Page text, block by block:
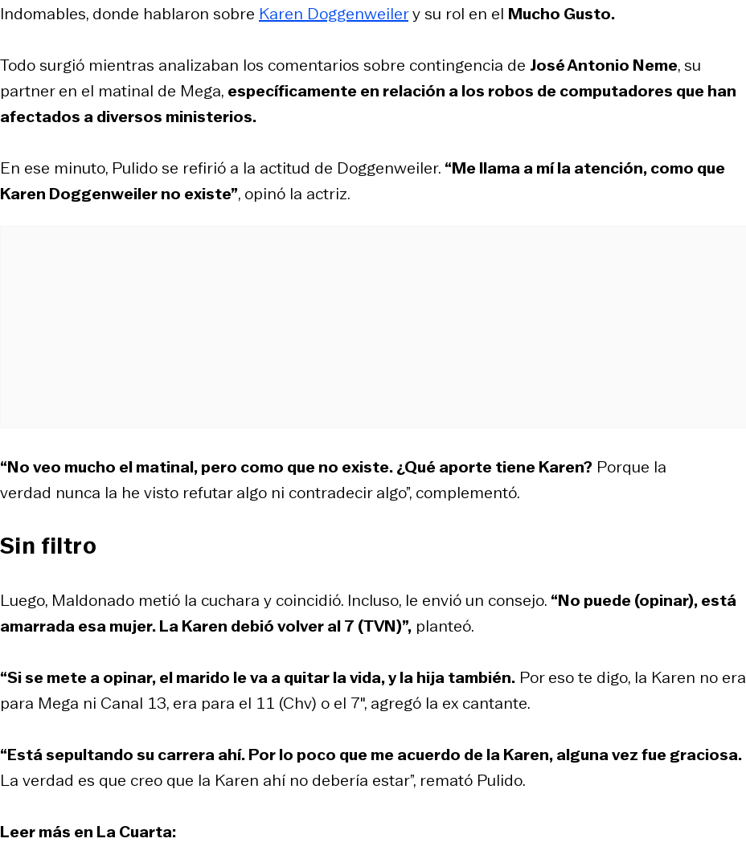
Indomables, donde hablaron sobre Karen Doggenweilery su rol en el Mucho Gusto.
Todo surgió mientras analizaban los comentarios sobre contingencia de José Antonio Neme, su
partner en el matinal de Mega, específicamente en relación a los robos de computadores que han
afectados a diversos ministerios.
En ese minuto, Pulido se refirió a la actitud de Doggenweiler. “Me llama a mí la atención, como que
Karen Doggenweiler no existe”, opinó la actriz.
“No veo mucho el matinal, pero como que no existe. ¿Qué aporte tiene Karen? Porque la
verdad nunca la he visto refutar algo ni contradecir algo”, complementó.
Sin filtro
Luego, Maldonado metió la cuchara y coincidió. Incluso, le envió un consejo. “No puede (opinar), está
amarrada esa mujer. La Karen debió volver al 7 (TVN)”, planteó.
“Si se mete a opinar, el marido le va a quitar la vida, y la hija también. Por eso te digo, la Karen no era
para Mega ni Canal 13, era para el 11 (Chv) o el 7″, agregó la ex cantante.
“Está sepultando su carrera ahí. Por lo poco que me acuerdo de la Karen, alguna vez fue graciosa.
La verdad es que creo que la Karen ahí no debería estar”, remató Pulido.
Leer más en La Cuarta: